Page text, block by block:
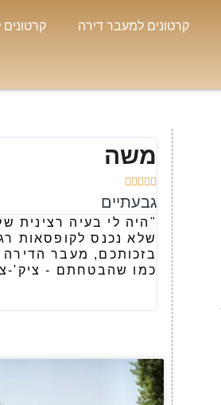
קרטונים למעבר דירה
משה





גבעתיים
"היה לי בעיה רצינית
שלא נכנס לקופסאות
בזכותכם, מעבר
כמו שהבטחתם - ציק'-